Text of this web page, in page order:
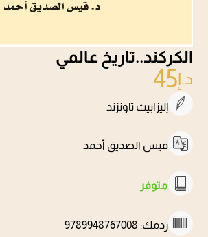
الكركند..تاريخ عالمي
د.إ45
إليزابيث تاونزند
قيس الصديق أحمد
متوفر
ردمك:
9789948767008